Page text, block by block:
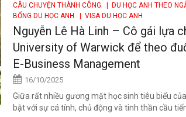
CÂU CHUYỆN THÀNH CÔNG | DU HỌC ANH THEO
BỔNG DU HỌC ANH
| VISA DU HỌC ANH
Nguyễn Lê Hà Linh – Cô gái lựa
University of Warwick để theo
E-Business Management
16/10/2025
Giữa rất nhiều gương mặt học sinh tiêu biểu
bật với sự cá tính, chủ động và tinh thần cầu tiến